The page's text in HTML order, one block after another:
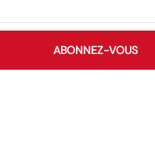
ABONNEZ-VOUS